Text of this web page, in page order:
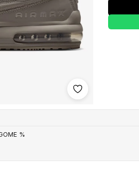
Shto në wishlist
%